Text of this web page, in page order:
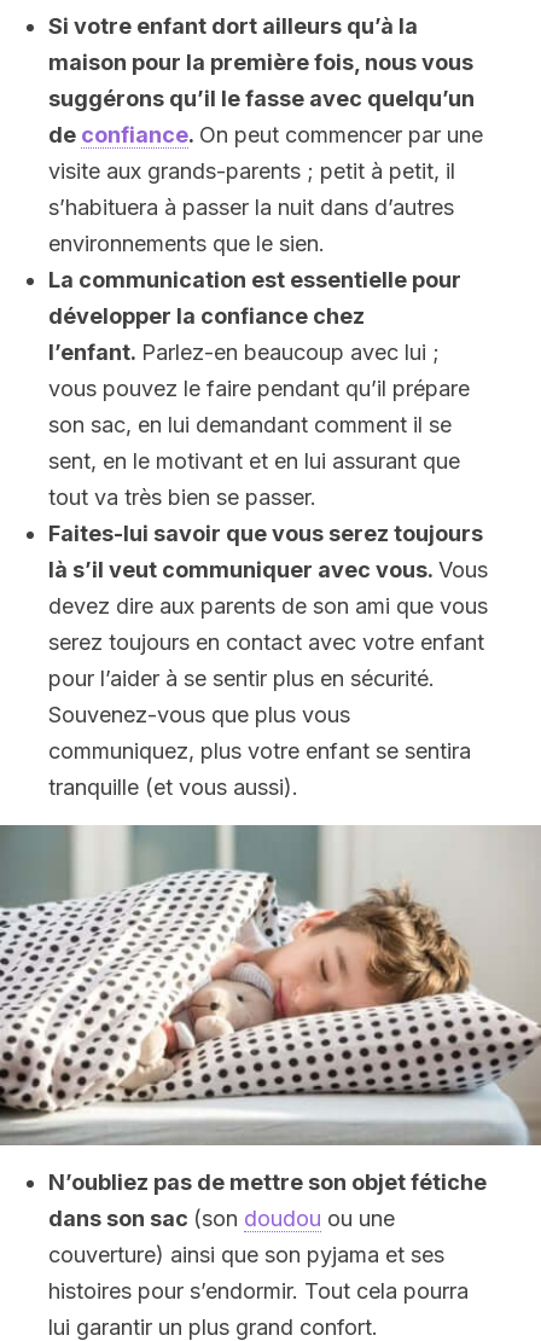
Si votre enfant dort ailleurs qu’à la
maison pour la première fois, nous vous
suggérons qu’il le fasse avec quelqu’un
de confiance. On peut commencer par une
visite aux grands-parents ; petit à petit, il
s’habituera à passer la nuit dans d’autres
environnements que le sien.
La communication est essentielle pour
développer la confiance chez
l’enfant. Parlez-en beaucoup avec lui ;
vous pouvez le faire pendant qu’il prépare
son sac, en lui demandant comment il se
sent, en le motivant et en lui assurant que
tout va très bien se passer.
Faites-lui savoir que vous serez toujours
là s’il veut communiquer avec vous. Vous
devez dire aux parents de son ami que vous
serez toujours en contact avec votre enfant
pour l’aider à se sentir plus en sécurité.
Souvenez-vous que plus vous
communiquez, plus votre enfant se sentira
tranquille (et vous aussi).
N’oubliez pas de mettre son objet fétiche
dans son sac (son doudou ou une
couverture) ainsi que son pyjama et ses
histoires pour s’endormir. Tout cela pourra
lui garantir un plus grand confort.